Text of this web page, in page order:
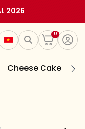
2026
0
Cheese Cake